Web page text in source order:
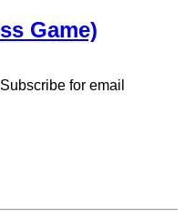
Game)
for email